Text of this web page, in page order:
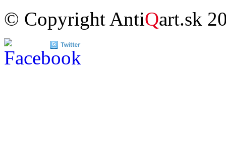
© Copyright AntiQart.sk